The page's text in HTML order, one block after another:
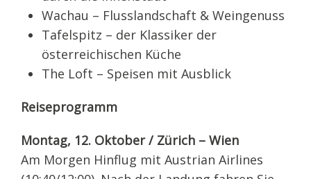
Wachau – Flusslandschaft & Weingenuss
Tafelspitz – der Klassiker der
österreichischen Küche
The Loft – Speisen mit Ausblick
Reiseprogramm
Montag, 12. Oktober / Zürich – Wien
Am Morgen Hinflug mit Austrian Airlines